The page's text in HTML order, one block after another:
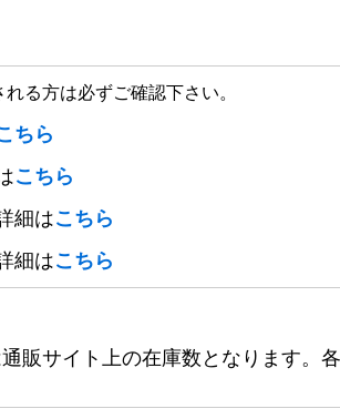
る方は必ずご確認下さい。
ちら
こちら
細はこちら
細はこちら
販サイト上の在庫数となります。